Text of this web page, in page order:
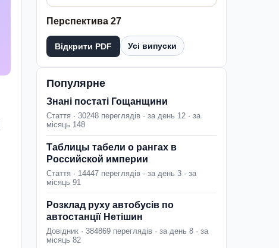
Перспектива 27
Відкрити PDF Усі випуски
Популярне
Знані постаті Гощанщини
Стаття · 30248 переглядів · за день 12 · за
місяць 148
Таблицы табели о рангах в
Российской империи
Стаття · 14447 переглядів · за день 3 · за
місяць 91
Розклад руху автобусів по
автостанції Нетішин
Довідник · 384869 переглядів · за день 8 · за
місяць 82